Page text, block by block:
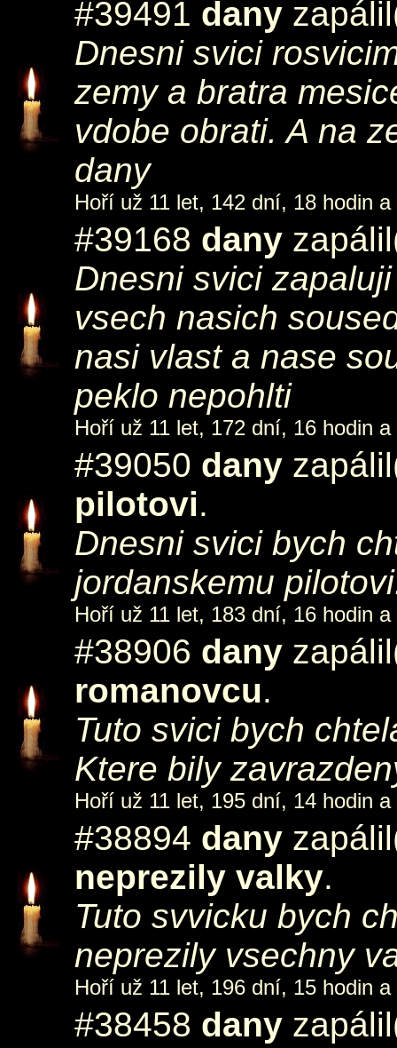
#39491 dany
Dnesni svici
zemy a bratra
vdobe obrati. A na
dany
Hoří už 11 let, 142 dní, 18 hodin a
#39168 dany
Dnesni svici
vsech nasich
nasi vlast a nase
peklo nepohlti
Hoří už 11 let, 172 dní, 16 hodin a
#39050 dany
pilotovi.
Dnesni svici bych
jordanskemu
Hoří už 11 let, 183 dní, 16 hodin
#38906 dany
romanovcu.
Tuto svici bych
Ktere bily
Hoří už 11 let, 195 dní, 14 hodin
#38894 dany
neprezily valky.
Tuto svvicku bych
neprezily vsechny
Hoří už 11 let, 196 dní, 15 hodin
#38458 dany